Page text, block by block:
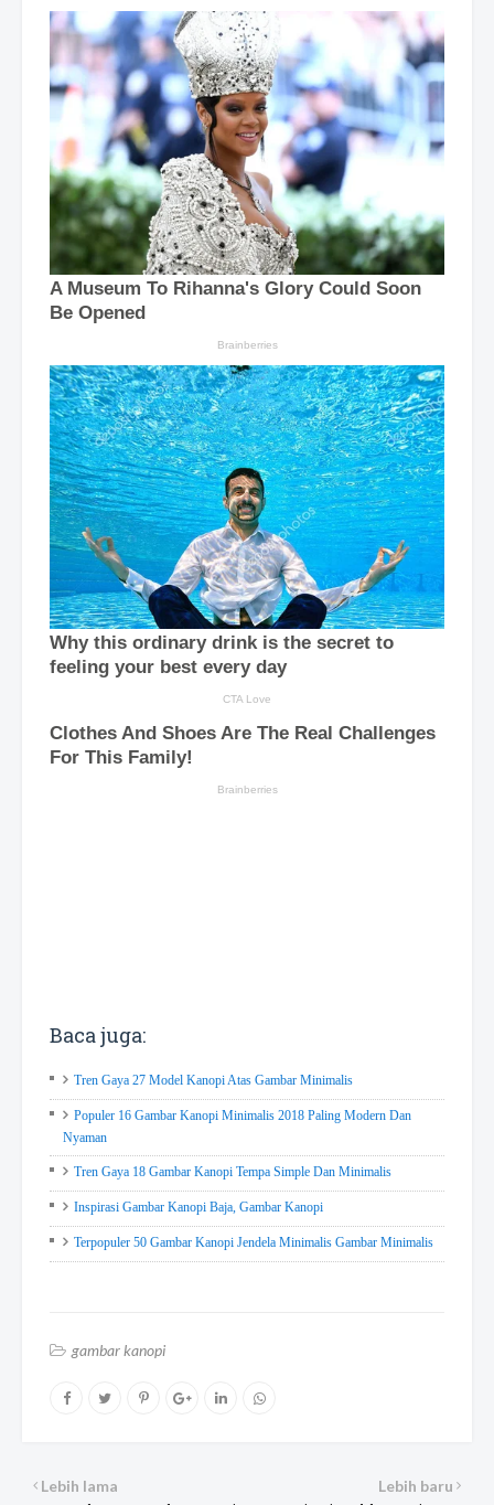
Baca juga:
Tren Gaya 27 Model Kanopi Atas Gambar Minimalis
Populer 16 Gambar Kanopi Minimalis 2018 Paling Modern Dan
Nyaman
Tren Gaya 18 Gambar Kanopi Tempa Simple Dan Minimalis
Inspirasi Gambar Kanopi Baja, Gambar Kanopi
Terpopuler 50 Gambar Kanopi Jendela Minimalis Gambar Minimalis
gambar kanopi
Lebih baru
Lebih lama